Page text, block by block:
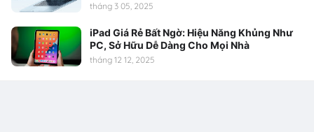
tháng 3 05, 2025
iPad Giá Rẻ Bất Ngờ: Hiệu Năng Khủng Như
PC, Sở Hữu Dễ Dàng Cho Mọi Nhà
tháng 12 12, 2025